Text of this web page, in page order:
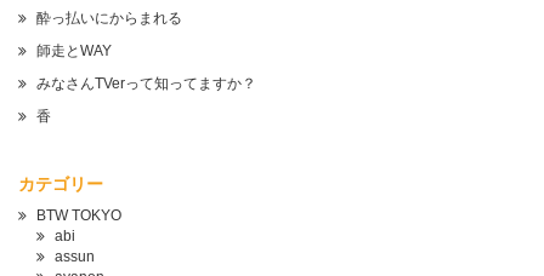
酔っ払いにからまれる
師走とWAY
みなさんTVerって知ってますか？
香
カテゴリー
BTW TOKYO
abi
assun